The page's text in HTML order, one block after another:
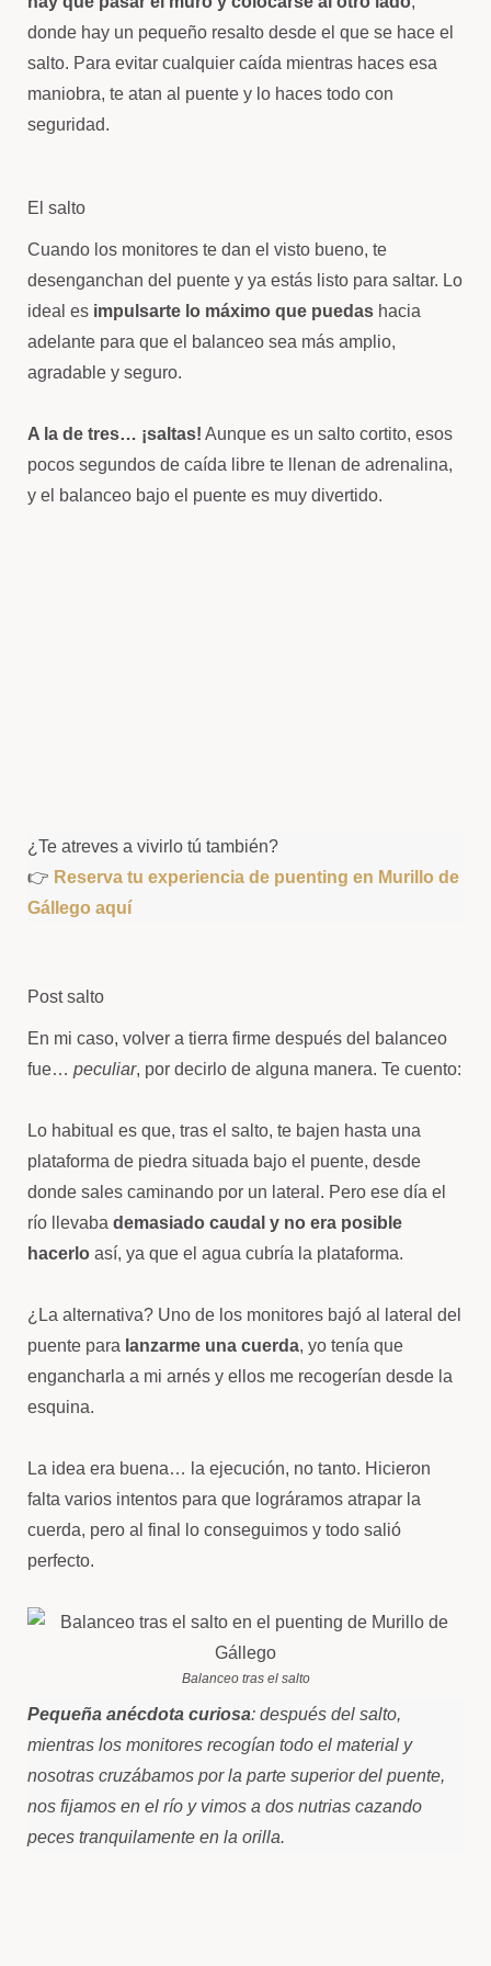
donde hay un pequeño resalto desde el que se hace el
salto. Para evitar cualquier caída mientras haces esa
maniobra, te atan al puente y lo haces todo con
seguridad.
El salto
Cuando los monitores te dan el visto bueno, te
desenganchan del puente y ya estás listo para saltar. Lo
ideal es impulsarte lo máximo que puedas hacia
adelante para que el balanceo sea más amplio,
agradable y seguro.
A la de tres… ¡saltas! Aunque es un salto cortito, esos
pocos segundos de caída libre te llenan de adrenalina,
y el balanceo bajo el puente es muy divertido.
¿Te atreves a vivirlo tú también?
👉 Reserva tu experiencia de puenting en Murillo de
Gállego aquí
Post salto
En mi caso, volver a tierra firme después del balanceo
fue… peculiar, por decirlo de alguna manera. Te cuento:
Lo habitual es que, tras el salto, te bajen hasta una
plataforma de piedra situada bajo el puente, desde
donde sales caminando por un lateral. Pero ese día el
río llevaba demasiado caudal y no era posible
hacerlo así, ya que el agua cubría la plataforma.
¿La alternativa? Uno de los monitores bajó al lateral del
puente para lanzarme una cuerda, yo tenía que
engancharla a mi arnés y ellos me recogerían desde la
esquina.
La idea era buena… la ejecución, no tanto. Hicieron
falta varios intentos para que lográramos atrapar la
cuerda, pero al final lo conseguimos y todo salió
perfecto.
Balanceo tras el salto
Pequeña anécdota curiosa: después del salto,
mientras los monitores recogían todo el material y
nosotras cruzábamos por la parte superior del puente,
nos fijamos en el río y vimos a dos nutrias cazando
peces tranquilamente en la orilla.